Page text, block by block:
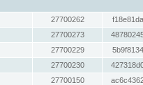
27700262
27700273
27700229
27700230
27700150